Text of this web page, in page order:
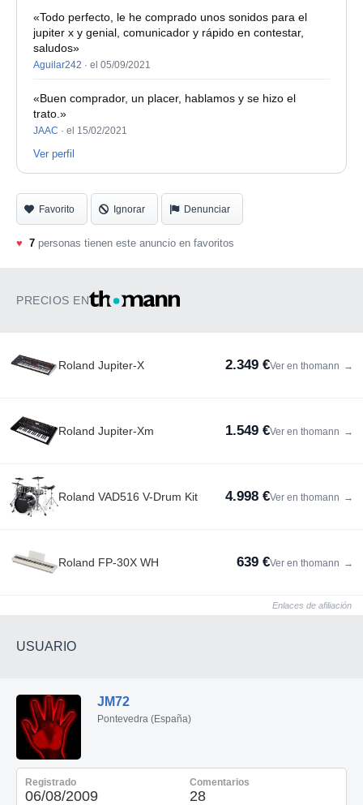
«Todo perfecto, le he comprado unos sonidos para el
jupiter x y genial, comunicador y rápido en contestar,
saludos»
Aguilar242 · el 05/09/2021
«Buen comprador, un placer, hablamos y se hizo el
trato.»
JAAC · el 15/02/2021
Ver perfil
Favorito Ignorar Denunciar
♥ 7 personas tienen este anuncio en favoritos
PRECIOS EN
Roland Jupiter-X 2.349 €Ver en thomann →
Roland Jupiter-Xm 1.549 €Ver en thomann →
Roland VAD516 V-Drum Kit 4.998 €Ver en thomann →
Roland FP-30X WH 639 €Ver en thomann →
Enlaces de afiliación
USUARIO
JM72
Pontevedra (España)
Registrado
06/08/2009
Comentarios
28